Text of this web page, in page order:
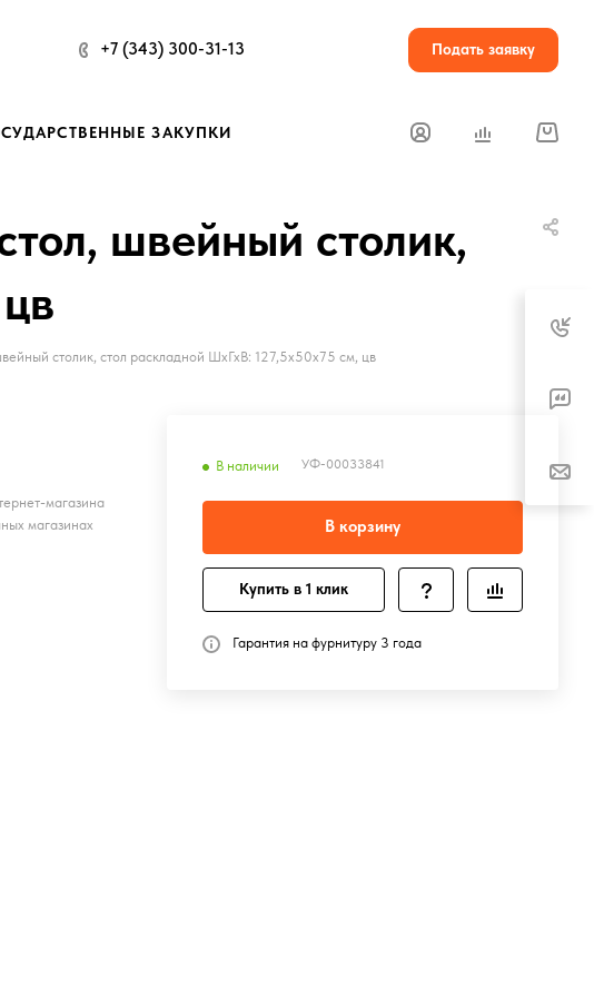
+7 (343) 300-31-13 Подать заявку
ЗАКУПКИ
швейный столик,
столик, стол раскладной ШхГхВ: 127,5х50х75 см, цв
В наличии УФ-00033841
В корзину
Купить в 1 клик
Гарантия на фурнитуру 3 года
магазина
магазинах